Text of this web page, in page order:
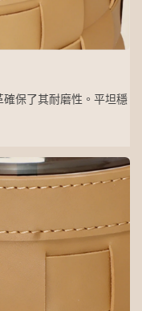
保了其耐磨性。平坦穩